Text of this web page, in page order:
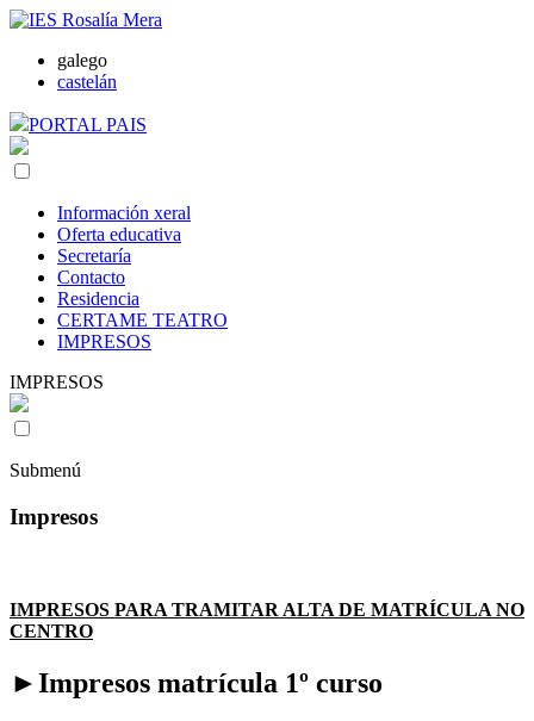
galego
castelán
PORTAL PAIS
Información xeral
Oferta educativa
Secretaría
Contacto
Residencia
CERTAME TEATRO
IMPRESOS
IMPRESOS
Submenú
Impresos
IMPRESOS PARA TRAMITAR ALTA DE MATRÍCULA NO
CENTRO
►Impresos matrícula 1º curso